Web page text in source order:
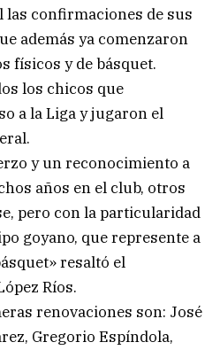
las confirmaciones de sus
además ya comenzaron
físicos y de básquet.
los chicos que
a la Liga y jugaron el
y un reconocimiento a
años en el club, otros
pero con la particularidad
goyano, que represente a
resaltó el
Ríos.
renovaciones son: José
Gregorio Espíndola,